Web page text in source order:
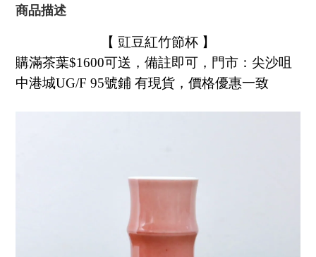
商品描述
【 豇豆紅竹節杯 】
購滿茶葉$1600可送，備註即可，門市：尖沙咀
中港城UG/F 95號鋪 有現貨，價格優惠一致